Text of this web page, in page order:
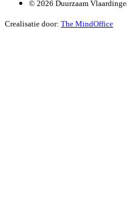
© 2026 Duurzaam
Crealisatie door: The MindOffice